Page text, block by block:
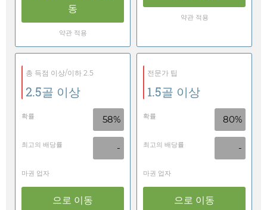
동
약관 적용
약관 적용
총 득점 이상/이하 2.5
2.5골 이상
확률 58%
최고의 배당률 -
마권 업자
으로 이동
전문가 팁
1.5골 이상
확률 80%
최고의 배당률 -
마권 업자
으로 이동